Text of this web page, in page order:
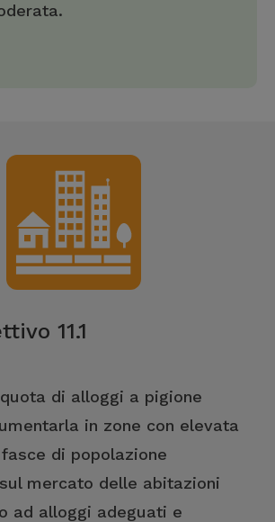
11.1
di alloggi a pigione
in zone con elevata
di popolazione
mercato delle abitazioni
ad alloggi adeguati e